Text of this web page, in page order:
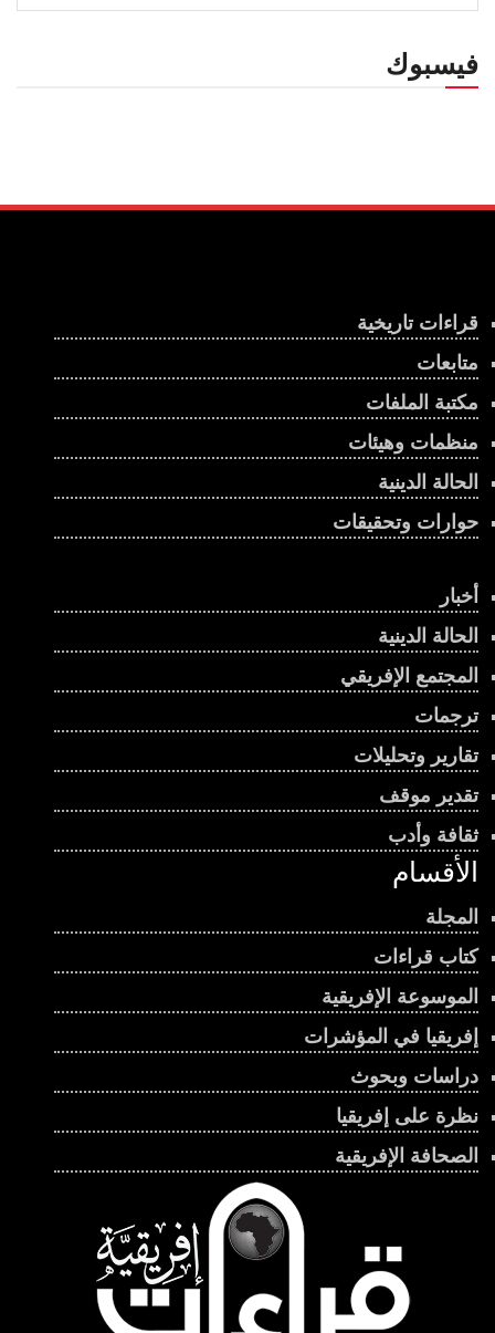
فيسبوك
قراءات تاريخية
متابعات
مكتبة الملفات
منظمات وهيئات
الحالة الدينية
حوارات وتحقيقات
أخبار
الحالة الدينية
المجتمع الإفريقي
ترجمات
تقارير وتحليلات
تقدير موقف
ثقافة وأدب
الأقسام
المجلة
كتاب قراءات
الموسوعة الإفريقية
إفريقيا في المؤشرات
دراسات وبحوث
نظرة على إفريقيا
الصحافة الإفريقية